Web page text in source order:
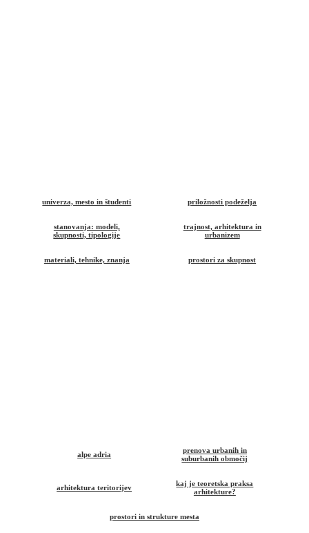
univerza, mesto in študenti priložnosti podeželja
stanovanja: modeli,
skupnosti, tipologije
trajnost, arhitektura in
urbanizem
materiali, tehnike, znanja prostori za skupnost
alpe adria
prenova urbanih in
suburbanih območij
arhitektura teritorijev
kaj je teoretska praksa
arhitekture?
prostori in strukture mesta